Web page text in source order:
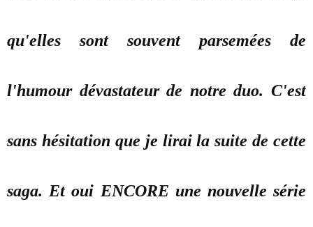
qu'elles sont souvent parsemées de
l'humour dévastateur de notre duo. C'est
sans hésitation que je lirai la suite de cette
saga. Et oui ENCORE une nouvelle série